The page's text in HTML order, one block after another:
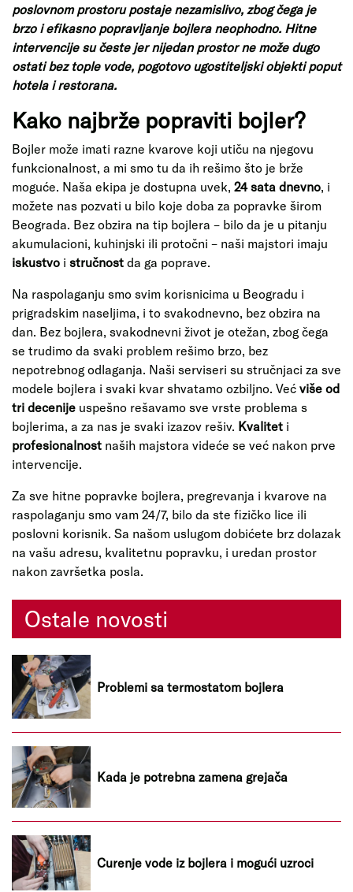
poslovnom prostoru postaje nezamislivo, zbog čega je
brzo i efikasno popravljanje bojlera neophodno. Hitne
intervencije su česte jer nijedan prostor ne može dugo
ostati bez tople vode, pogotovo ugostiteljski objekti poput
hotela i restorana.
Kako najbrže popraviti bojler?
Bojler može imati razne kvarove koji utiču na njegovu
funkcionalnost, a mi smo tu da ih rešimo što je brže
moguće. Naša ekipa je dostupna uvek, 24 sata dnevno , i
možete nas pozvati u bilo koje doba za popravke širom
Beograda. Bez obzira na tip bojlera – bilo da je u pitanju
akumulacioni, kuhinjski ili protočni – naši majstori imaju
iskustvo i stručnost da ga poprave.
Na raspolaganju smo svim korisnicima u Beogradu i
prigradskim naseljima, i to svakodnevno, bez obzira na
dan. Bez bojlera, svakodnevni život je otežan, zbog čega
se trudimo da svaki problem rešimo brzo, bez
nepotrebnog odlaganja. Naši serviseri su stručnjaci za sve
modele bojlera i svaki kvar shvatamo ozbiljno. Već više od
tri decenije uspešno rešavamo sve vrste problema s
bojlerima, a za nas je svaki izazov rešiv. Kvalitet i
profesionalnost naših majstora videće se već nakon prve
intervencije.
Za sve hitne popravke bojlera, pregrevanja i kvarove na
raspolaganju smo vam 24/7, bilo da ste fizičko lice ili
poslovni korisnik. Sa našom uslugom dobićete brz dolazak
na vašu adresu, kvalitetnu popravku, i uredan prostor
nakon završetka posla.
Ostale novosti
Problemi sa termostatom bojlera
Kada je potrebna zamena grejača
Curenje vode iz bojlera i mogući uzroci